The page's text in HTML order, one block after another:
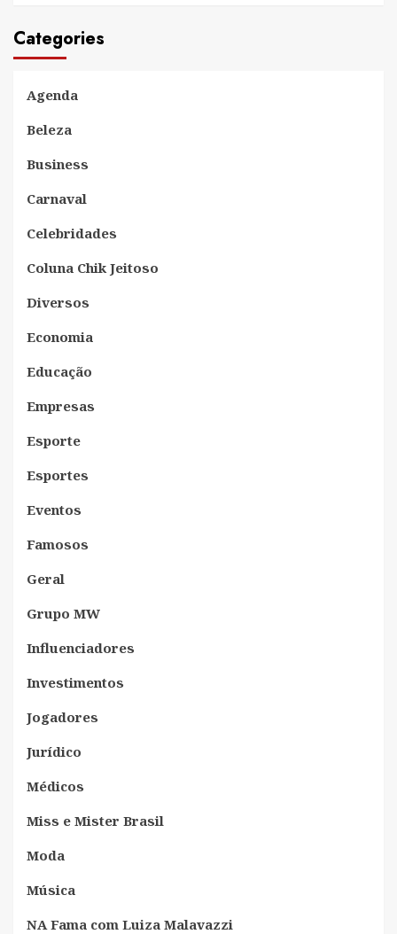
Categories
Agenda
Beleza
Business
Carnaval
Celebridades
Coluna Chik Jeitoso
Diversos
Economia
Educação
Empresas
Esporte
Esportes
Eventos
Famosos
Geral
Grupo MW
Influenciadores
Investimentos
Jogadores
Jurídico
Médicos
Miss e Mister Brasil
Moda
Música
NA Fama com Luiza Malavazzi